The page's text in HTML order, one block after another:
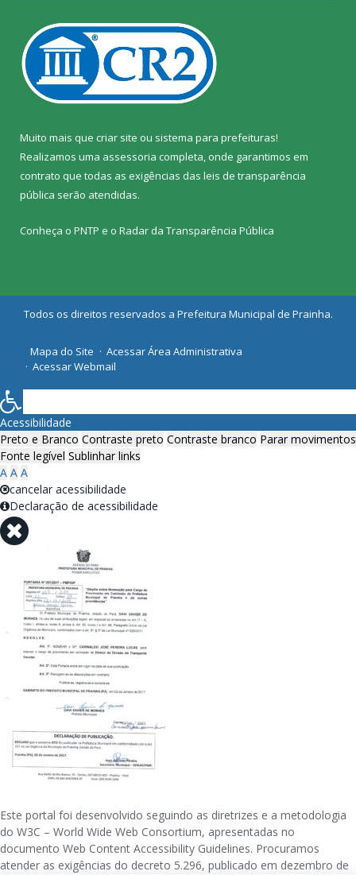
Muito mais que criar site ou sistema para prefeituras!
Realizamos uma assessoria completa, onde garantimos em
contrato que todas as exigências das leis de transparência
pública serão atendidas.
Conheça o PNTP e o Radar da Transparência Pública
Todos os direitos reservados a Prefeitura Municipal de Prainha.
Mapa do Site
Acessar Área Administrativa
Acessar Webmail
Acessibilidade
Preto e Branco Contraste preto Contraste branco Parar movimentos
Fonte legível Sublinhar links
A A A
cancelar acessibilidade
Declaração de acessibilidade
Este portal foi desenvolvido seguindo as diretrizes e a metodologia
do W3C – World Wide Web Consortium, apresentadas no
documento Web Content Accessibility Guidelines. Procuramos
atender as exigências do decreto 5.296, publicado em dezembro de